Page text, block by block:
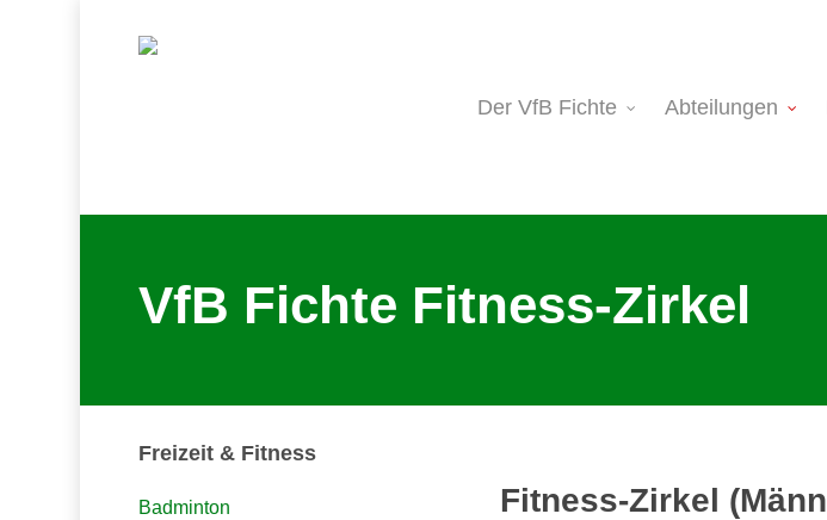
Der VfB Fichte Abteilungen
VfB Fichte Fitness-Zirkel
Fitness-Zirkel
Freizeit & Fitness
Badminton